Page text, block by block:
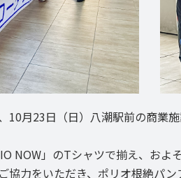
10月23日（日）八潮駅前の商業
NOW」のTシャツで揃え、お
協力をいただき、ポリオ根絶パ